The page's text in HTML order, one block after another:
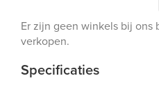
Er zijn geen winkels bij
verkopen.
Specificaties